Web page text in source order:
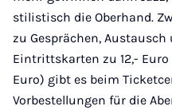
stilistisch die Oberhand.
zu Gesprächen,
Eintrittskarten zu 12,-
Euro) gibt es beim
Vorbestellungen für die